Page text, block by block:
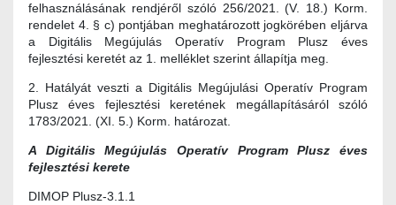
felhasználásának rendjéről szóló 256/2021. (V. 18.) Korm.
rendelet 4. § c) pontjában meghatározott jogkörében eljárva
a Digitális Megújulás Operatív Program Plusz éves
fejlesztési keretét az 1. melléklet szerint állapítja meg.
2. Hatályát veszti a Digitális Megújulási Operatív Program
Plusz éves fejlesztési keretének megállapításáról szóló
1783/2021. (XI. 5.) Korm. határozat.
A Digitális Megújulás Operatív Program Plusz éves
fejlesztési kerete
DIMOP Plusz-3.1.1